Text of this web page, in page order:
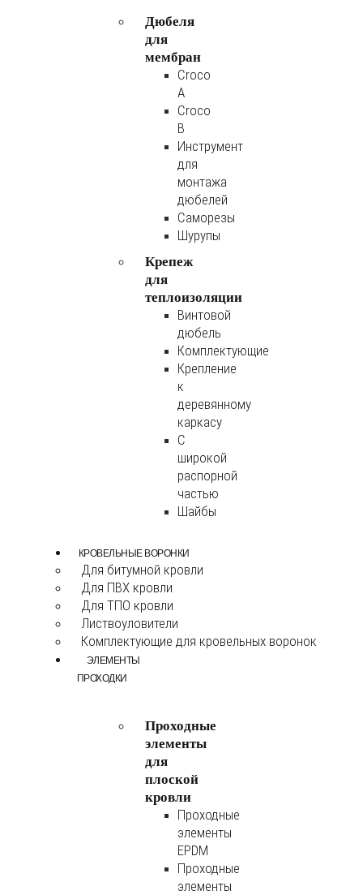
Дюбеля
для
мембран
Croco
A
Croco
B
Инструмент
для
монтажа
дюбелей
Саморезы
Шурупы
Крепеж
для
теплоизоляции
Винтовой
дюбель
Комплектующие
Крепление
к
деревянному
каркасу
С
широкой
распорной
частью
Шайбы
КРОВЕЛЬНЫЕ ВОРОНКИ
Для битумной кровли
Для ПВХ кровли
Для ТПО кровли
Листвоуловители
Комплектующие для кровельных воронок
ЭЛЕМЕНТЫ
ПРОХОДКИ
Проходные
элементы
для
плоской
кровли
Проходные
элементы
EPDM
Проходные
элементы